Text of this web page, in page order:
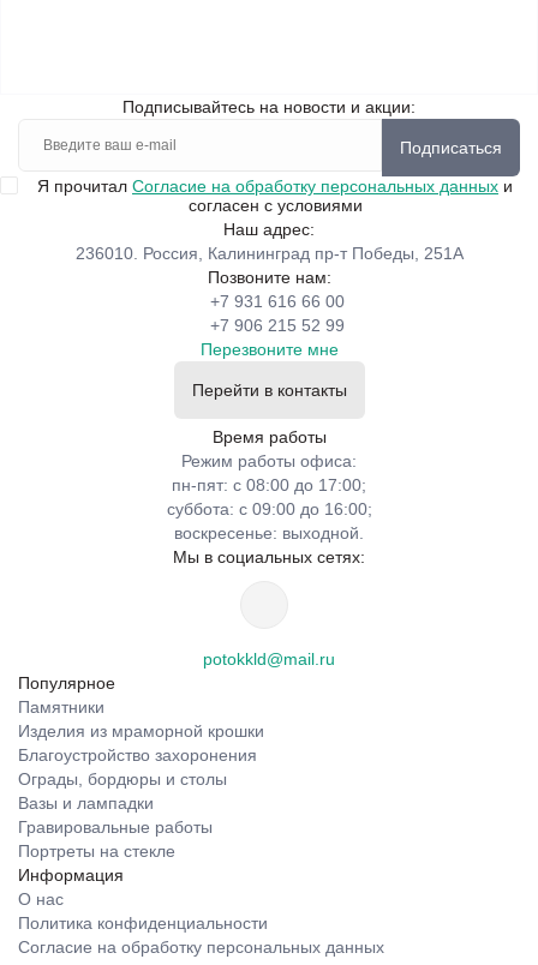
Подписывайтесь на новости и акции:
Подписаться
Я прочитал Согласие на обработку персональных данных и
согласен с условиями
Наш адрес:
236010. Россия, Калининград пр-т Победы, 251А
Позвоните нам:
+7 931 616 66 00
+7 906 215 52 99
Перезвоните мне
Перейти в контакты
Время работы
Режим работы офиса:
пн-пят: с 08:00 до 17:00;
суббота: с 09:00 до 16:00;
воскресенье: выходной.
Мы в социальных сетях:
potokkld@mail.ru
Популярное
Памятники
Изделия из мраморной крошки
Благоустройство захоронения
Ограды, бордюры и столы
Вазы и лампадки
Гравировальные работы
Портреты на стекле
Информация
О нас
Политика конфиденциальности
Согласие на обработку персональных данных